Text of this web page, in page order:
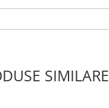
SIMILARE